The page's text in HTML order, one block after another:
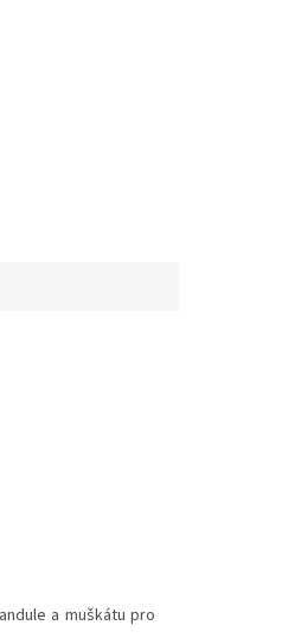
a muškátu pro